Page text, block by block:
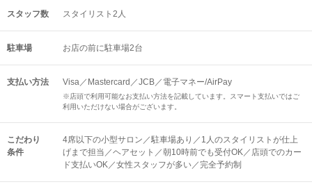
スタッフ数 スタイリスト2人
駐車場 お店の前に駐車場2台
支払い方法 Visa／Mastercard／JCB／電子マネー/AirPay
※店頭で利用可能なお支払い方法を記載しています。スマート支払いではご
利用いただけない場合がございます。
こだわり
条件
4席以下の小型サロン／駐車場あり／1人のスタイリストが仕上
げまで担当／ヘアセット／朝10時前でも受付OK／店頭でのカー
ド支払いOK／女性スタッフが多い／完全予約制